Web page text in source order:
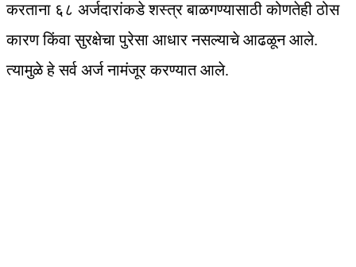
करताना ६८ अर्जदारांकडे शस्त्र बाळगण्यासाठी कोणतेही ठोस
कारण किंवा सुरक्षेचा पुरेसा आधार नसल्याचे आढळून आले.
त्यामुळे हे सर्व अर्ज नामंजूर करण्यात आले.